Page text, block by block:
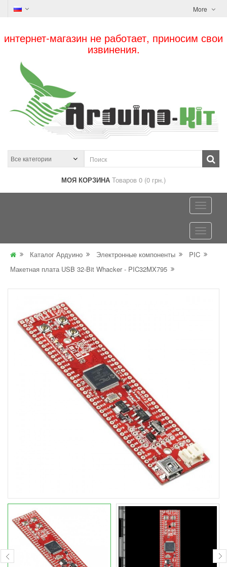
More
интернет-магазин не работает, приносим свои
извинения.
МОЯ КОРЗИНА Товаров 0 (0 грн.)
Каталог Ардуино Электронные компоненты
PIC
Макетная плата USB 32-Bit Whacker - PIC32MX795